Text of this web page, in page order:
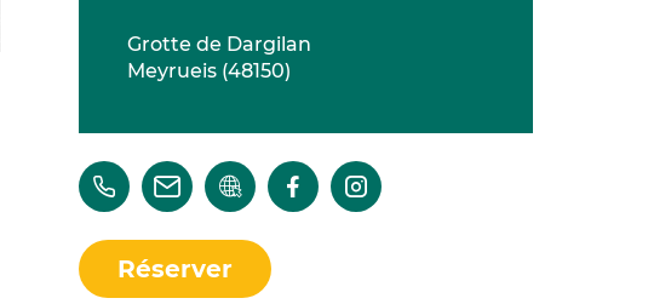
Grotte de Dargilan
Meyrueis (48150)
Réserver